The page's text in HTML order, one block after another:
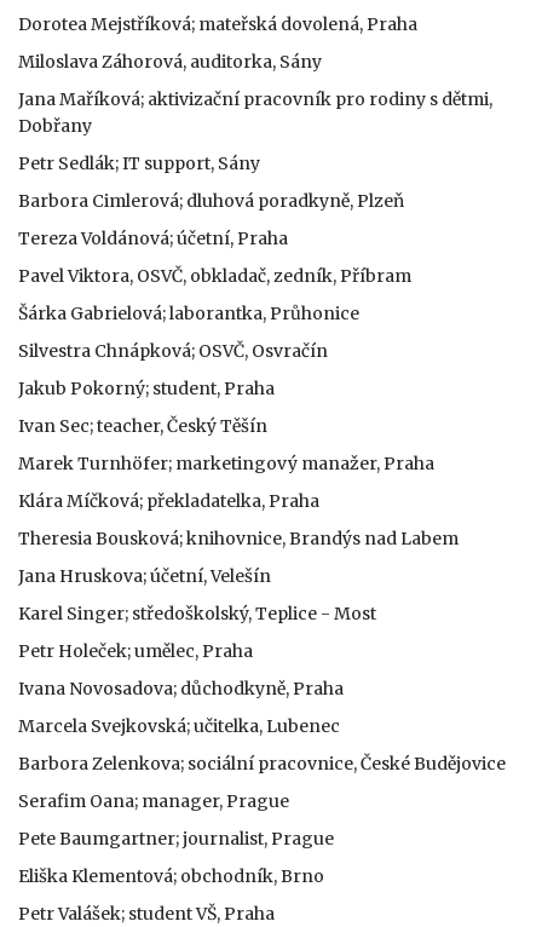
Dorotea Mejstříková; mateřská dovolená, Praha
Miloslava Záhorová, auditorka, Sány
Jana Maříková; aktivizační pracovník pro rodiny s dětmi,
Dobřany
Petr Sedlák; IT support, Sány
Barbora Cimlerová; dluhová poradkyně, Plzeň
Tereza Voldánová; účetní, Praha
Pavel Viktora, OSVČ, obkladač, zedník, Příbram
Šárka Gabrielová; laborantka, Průhonice
Silvestra Chnápková; OSVČ, Osvračín
Jakub Pokorný; student, Praha
Ivan Sec; teacher, Český Těšín
Marek Turnhöfer; marketingový manažer, Praha
Klára Míčková; překladatelka, Praha
Theresia Bousková; knihovnice, Brandýs nad Labem
Jana Hruskova; účetní, Velešín
Karel Singer; středoškolský, Teplice - Most
Petr Holeček; umělec, Praha
Ivana Novosadova; důchodkyně, Praha
Marcela Svejkovská; učitelka, Lubenec
Barbora Zelenkova; sociální pracovnice, České Budějovice
Serafim Oana; manager, Prague
Pete Baumgartner; journalist, Prague
Eliška Klementová; obchodník, Brno
Petr Valášek; student VŠ, Praha